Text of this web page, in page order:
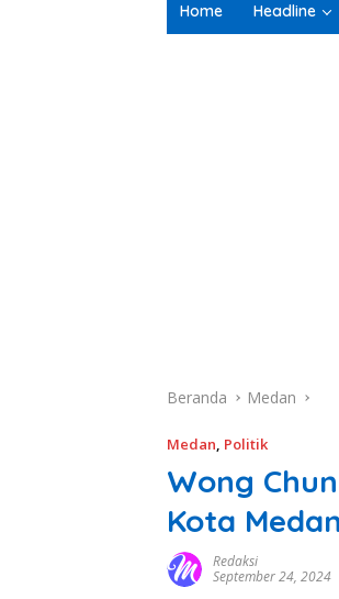
Home Headline
Beranda Medan
Medan, Politik
Wong
Kota Medan
Redaksi
September 24, 2024